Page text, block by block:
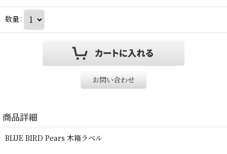
数量:
お問い合わせ
商品詳細
BLUE BIRD Pears 木箱ラベル